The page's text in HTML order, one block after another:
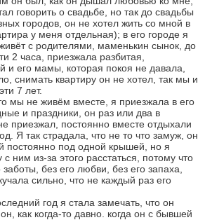
говорить о свадьбе, но так до свадьбы
городов, он не хотел жить со мной в
у меня отдельная); в его городе я
с родителями, маменькин сынок, до
2 часа, приезжала разбитая,
и его мамы, которая покоя не давала,
снимать квартиру он не хотел, так мы и
7 лет.
мы не живём вместе, я приезжала в его
и праздники, он раз или два в
приезжал, постоянно вместе отдыхали
Я так страдала, что не то что замуж, он
постоянно под одной крышей, но я
ним из-за этого расстаться, потому что
без его любви, без его запаха,
сильно, что не каждый раз его
год я стала замечать, что он
как когда-то давно. когда он с бывшей